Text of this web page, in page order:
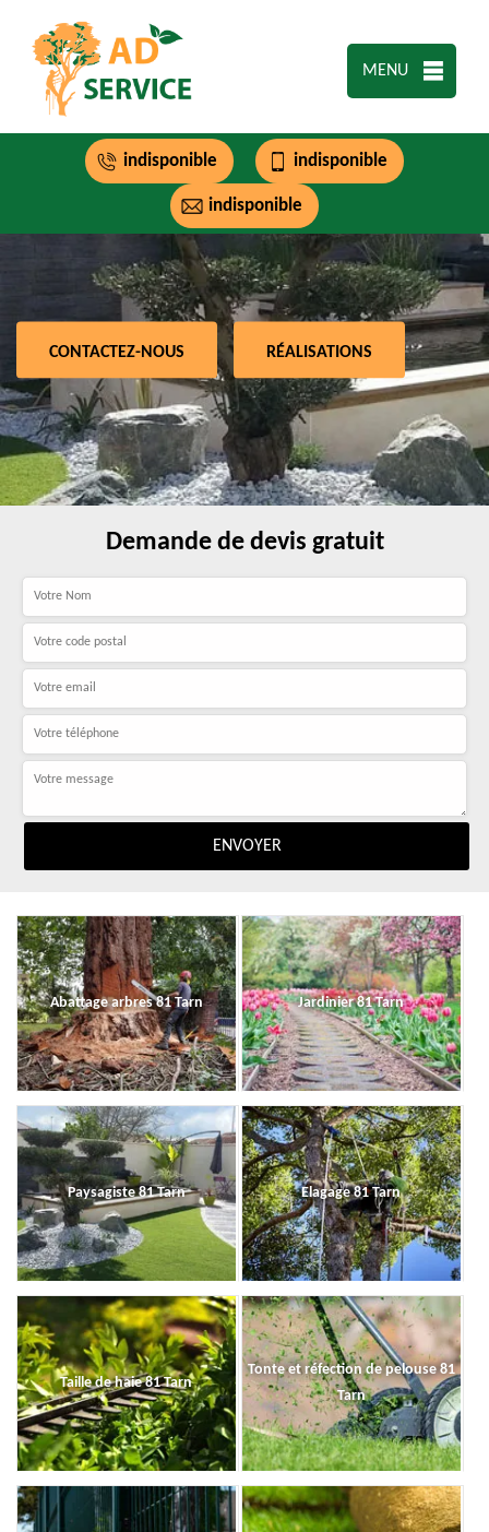
MENU
indisponible indisponible
indisponible
CONTACTEZ-NOUS RÉALISATIONS
Demande de devis gratuit
Abattage arbres 81 Tarn Jardinier 81 Tarn
Paysagiste 81 Tarn Elagage 81 Tarn
Taille de haie 81 Tarn
Tonte et réfection de pelouse 81
Tarn